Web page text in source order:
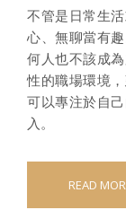
不管是日常生
心、無聊當有
何人也不該成
性的職場環境
可以專注於自
入。
READ